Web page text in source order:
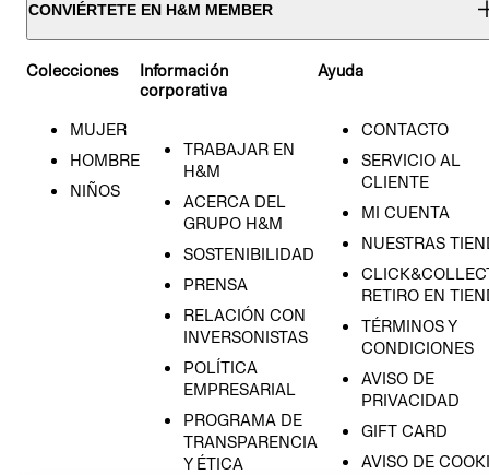
CONVIÉRTETE EN H&M MEMBER
Colecciones
MUJER
HOMBRE
NIÑOS
Información
corporativa
TRABAJAR EN
H&M
ACERCA DEL
GRUPO H&M
SOSTENIBILIDAD
PRENSA
RELACIÓN CON
INVERSONISTAS
POLÍTICA
EMPRESARIAL
PROGRAMA DE
TRANSPARENCIA
Y ÉTICA
Ayuda
CONTACTO
SERVICIO AL
CLIENTE
MI CUENTA
NUESTRAS
RETIRO EN
TÉRMINOS Y
CONDICIONES
AVISO DE
PRIVACIDAD
GIFT CARD
AVISO DE